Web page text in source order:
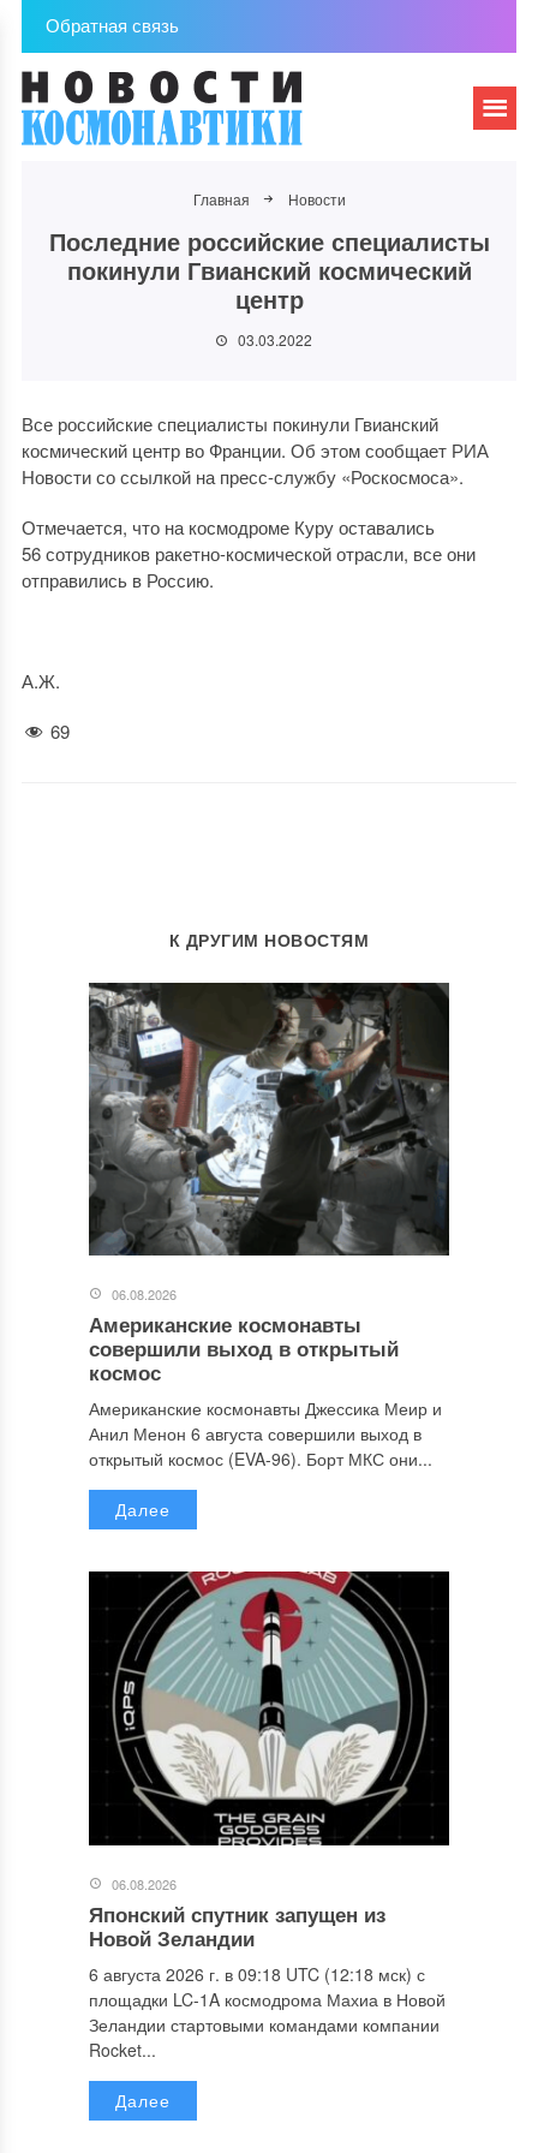
Обратная связь
Главная Новости
Последние российские специалисты
покинули Гвианский космический
центр
03.03.2022
Все российские специалисты покинули Гвианский
космический центр во Франции. Об этом сообщает РИА
Новости со ссылкой на пресс-службу «Роскосмоса».
Отмечается, что на космодроме Куру оставались
56 сотрудников ракетно-космической отрасли, все они
отправились в Россию.
А.Ж.
69
К ДРУГИМ НОВОСТЯМ
06.08.2026
Американские космонавты
совершили выход в открытый
космос
Американские космонавты Джессика Меир и
Анил Менон 6 августа совершили выход в
открытый космос (EVA-96). Борт МКС они...
Далее
06.08.2026
Японский спутник запущен из
Новой Зеландии
6 августа 2026 г. в 09:18 UTC (12:18 мск) с
площадки LC-1A космодрома Махиа в Новой
Зеландии стартовыми командами компании
Rocket...
Далее